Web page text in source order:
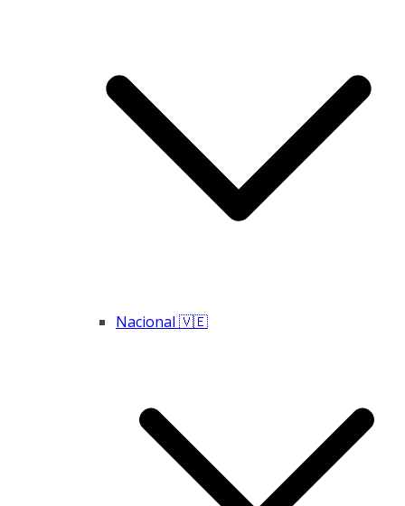
Nacional 🇻🇪